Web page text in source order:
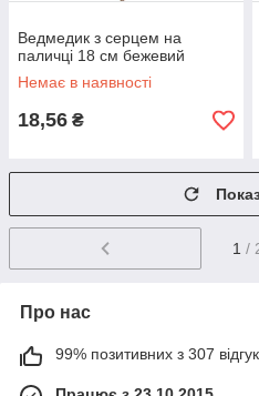
Ведмедик з серцем на
паличці 18 см бежевий
Немає в наявності
18,56 ₴
1 /
Про нас
99% позитивних з 307